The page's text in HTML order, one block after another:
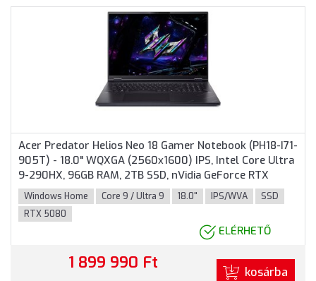
Acer Predator Helios Neo 18 Gamer Notebook (PH18-I71-
905T) - 18.0" WQXGA (2560x1600) IPS, Intel Core Ultra
9-290HX, 96GB RAM, 2TB SSD, nVidia GeForce RTX
5080 16GB, Magyar billentyűzet, Windows 11 Home, 3
év garancia, Fekete
Windows Home Core 9 / Ultra 9 18.0" IPS/WVA
SSD
RTX 5080
ELÉRHETŐ
1 899 990 Ft kosárba